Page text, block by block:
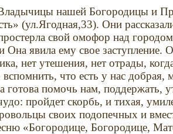
нашей Богородицы и
(ул.Ягодная,33). Они
свой омофор над
явила ему свое заступление.
нет утешения, нет отрады,
что есть у нас
помочь нам, поддержать,
пройдет скорбь, и тихая,
своих подопечных и
«Богородице, Богородице,